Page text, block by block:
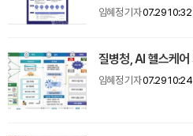
임혜정 기자07.29 10:32
질병청, AI 헬스케어
임혜정 기자07.29 10:24